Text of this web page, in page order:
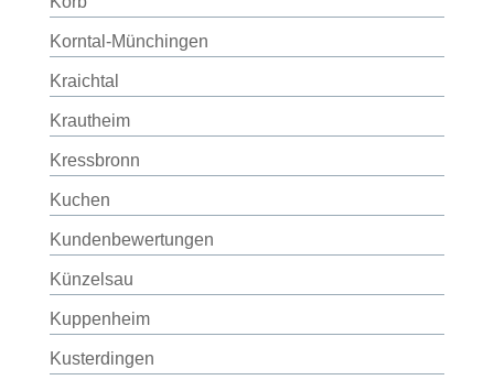
Korntal-Münchingen
Kraichtal
Krautheim
Kressbronn
Kuchen
Kundenbewertungen
Künzelsau
Kuppenheim
Kusterdingen